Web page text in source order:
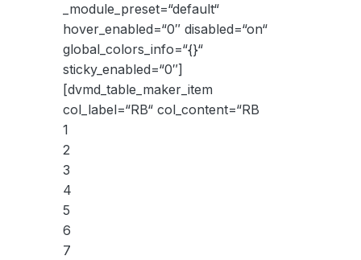
_module_preset=“default“
hover_enabled=“0″ disabled=“on“
global_colors_info=“{}“
sticky_enabled=“0″]
[dvmd_table_maker_item
col_label=“RB“ col_content=“RB
1
2
3
4
5
6
7